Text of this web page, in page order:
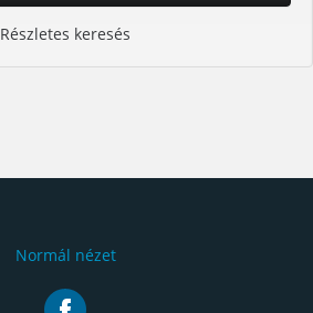
Részletes keresés
Normál nézet